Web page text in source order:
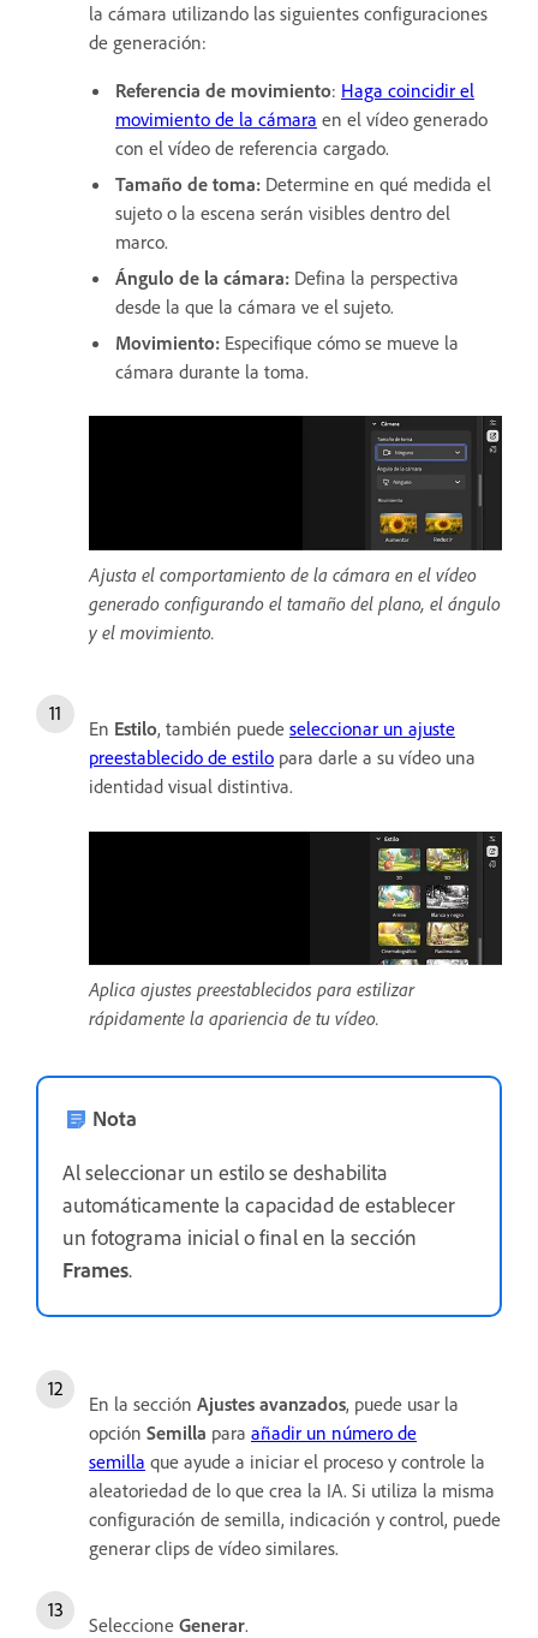
la cámara utilizando las siguientes configuraciones
de generación:
Referencia de movimiento: Haga coincidir el
movimiento de la cámara en el vídeo generado
con el vídeo de referencia cargado.
Tamaño de toma: Determine en qué medida el
sujeto o la escena serán visibles dentro del
marco.
Ángulo de la cámara: Defina la perspectiva
desde la que la cámara ve el sujeto.
Movimiento: Especifique cómo se mueve la
cámara durante la toma.
Ajusta el comportamiento de la cámara en el vídeo
generado configurando el tamaño del plano, el ángulo
y el movimiento.
En Estilo, también puede seleccionar un ajuste
preestablecido de estilo para darle a su vídeo una
identidad visual distintiva.
Aplica ajustes preestablecidos para estilizar
rápidamente la apariencia de tu vídeo.
Nota
Al seleccionar un estilo se deshabilita
automáticamente la capacidad de establecer
un fotograma inicial o final en la sección
Frames.
En la sección Ajustes avanzados, puede usar la
opción Semilla para añadir un número de
semilla que ayude a iniciar el proceso y controle la
aleatoriedad de lo que crea la IA. Si utiliza la misma
configuración de semilla, indicación y control, puede
generar clips de vídeo similares.
Seleccione Generar.